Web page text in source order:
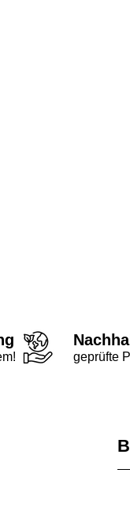
geprüfte